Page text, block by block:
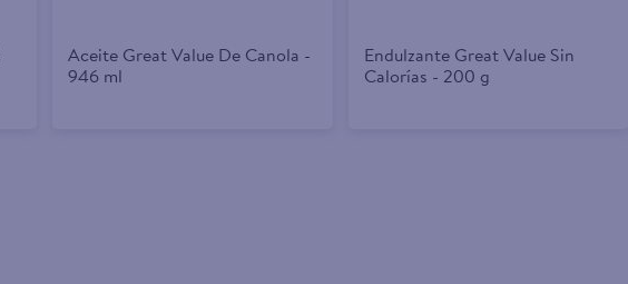
Aceite Great Value De Canola -
946 ml
Endulzante Great Value Sin
Calorías - 200 g